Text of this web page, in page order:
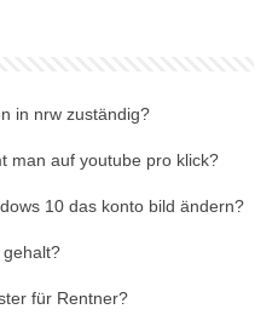
in nrw zuständig?
man auf youtube pro klick?
10 das konto bild ändern?
gehalt?
für Rentner?